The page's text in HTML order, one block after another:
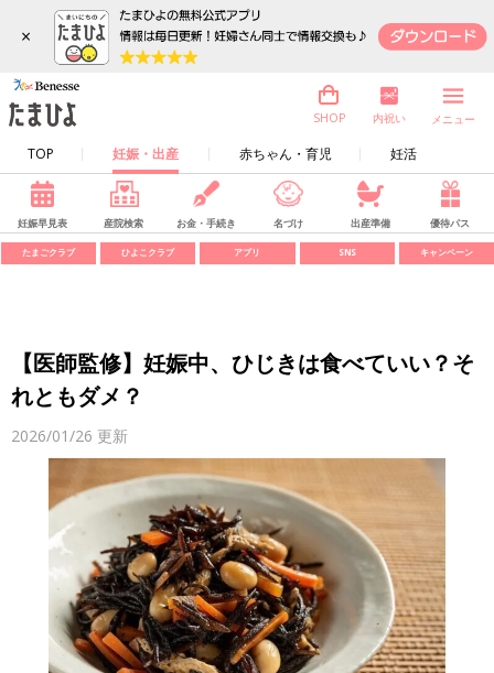
×
TOP 妊娠・出産 赤ちゃん・育児 妊活
SHOP 内祝い メニュー
妊娠早見表 産院検索 お金・手続き 名づけ 出産準備 優待パス
たまごクラブ ひよこクラブ アプリ SNS キャンペーン
【医師監修】妊娠中、ひじきは食べていい？そ
れともダメ？
2026/01/26 更新